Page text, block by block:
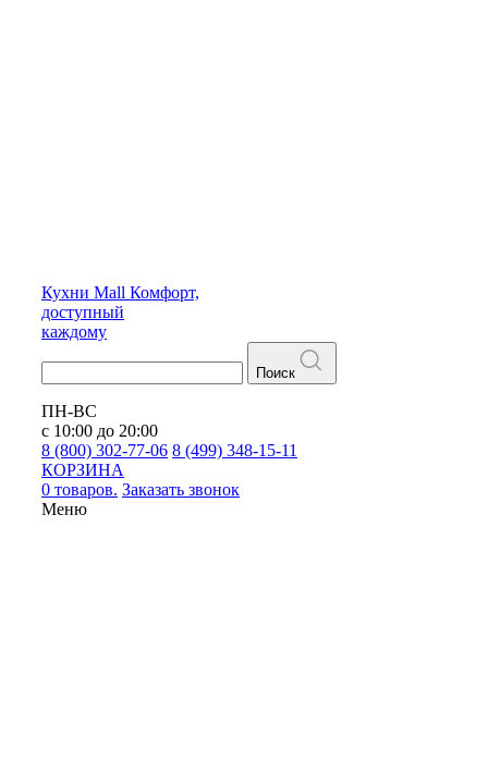
Кухни Mall Комфорт,
доступный
каждому
Поиск
ПН-ВС
с 10:00 до 20:00
8 (800) 302-77-06 8 (499) 348-15-11
КОРЗИНА
0 товаров. Заказать звонок
Меню